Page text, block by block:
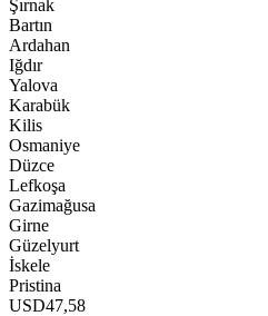
Şırnak
Bartın
Ardahan
Iğdır
Yalova
Karabük
Kilis
Osmaniye
Düzce
Lefkoşa
Gazimağusa
Girne
Güzelyurt
İskele
Pristina
USD47,58